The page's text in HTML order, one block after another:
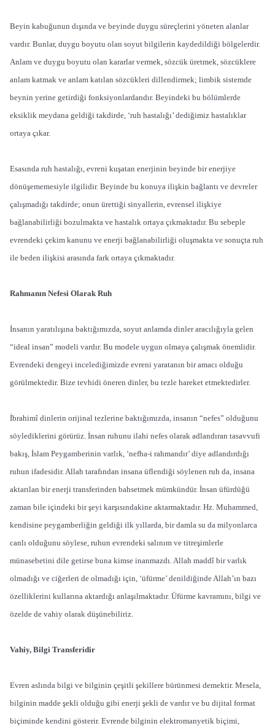
Beyin kabuğunun dışında ve beyinde duygu süreçlerini yöneten alanlar
vardır. Bunlar, duygu boyutu olan soyut bilgilerin kaydedildiği bölgelerdir.
Anlam ve duygu boyutu olan kararlar vermek, sözcük üretmek, sözcüklere
anlam katmak ve anlam katılan sözcükleri dillendirmek; limbik sistemde
beynin yerine getirdiği fonksiyonlardandır. Beyindeki bu bölümlerde
eksiklik meydana geldiği takdirde, ‘ruh hastalığı’ dediğimiz hastalıklar
ortaya çıkar.
Esasında ruh hastalığı, evreni kuşatan enerjinin beyinde bir enerjiye
dönüşememesiyle ilgilidir. Beyinde bu konuya ilişkin bağlantı ve devreler
çalışmadığı takdirde; onun ürettiği sinyallerin, evrensel ilişkiye
bağlanabilirliği bozulmakta ve hastalık ortaya çıkmaktadır. Bu sebeple
evrendeki çekim kanunu ve enerji bağlanabilirliği oluşmakta ve sonuçta ruh
ile beden ilişkisi arasında fark ortaya çıkmaktadır.
Rahmanın Nefesi Olarak Ruh
İnsanın yaratılışına baktığımızda, soyut anlamda dinler aracılığıyla gelen
“ideal insan” modeli vardır. Bu modele uygun olmaya çalışmak önemlidir.
Evrendeki dengeyi incelediğimizde evreni yaratanın bir amacı olduğu
görülmektedir. Bize tevhidi öneren dinler, bu tezle hareket etmektedirler.
İbrahimî dinlerin orijinal tezlerine baktığımızda, insanın “nefes” olduğunu
söylediklerini görürüz. İnsan ruhunu ilahi nefes olarak adlandıran tasavvufi
bakış, İslam Peygamberinin varlık, ‘nefha-i rahmandır’ diye adlandırdığı
ruhun ifadesidir. Allah tarafından insana üflendiği söylenen ruh da, insana
aktarılan bir enerji transferinden bahsetmek mümkündür. İnsan üfürdüğü
zaman bile içindeki bir şeyi karşısındakine aktarmaktadır. Hz. Muhammed,
kendisine peygamberliğin geldiği ilk yıllarda, bir damla su da milyonlarca
canlı olduğunu söylese, ruhun evrendeki salınım ve titreşimlerle
münasebetini dile getirse buna kimse inanmazdı. Allah maddî bir varlık
olmadığı ve ciğerleri de olmadığı için, ‘üfürme’ denildiğinde Allah’ın bazı
özelliklerini kullarına aktardığı anlaşılmaktadır. Üfürme kavramını, bilgi ve
özelde de vahiy olarak düşünebiliriz.
Vahiy, Bilgi Transferidir
Evren aslında bilgi ve bilginin çeşitli şekillere bürünmesi demektir. Mesela,
bilginin madde şekli olduğu gibi enerji şekli de vardır ve bu dijital format
biçiminde kendini gösterir. Evrende bilginin elektromanyetik biçimi,